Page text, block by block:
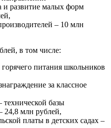
и развитие малых форм
– 10 млн
в том числе:
питания школьников
за классное
технической базы
24,8 млн рублей,
платы в детских садах –